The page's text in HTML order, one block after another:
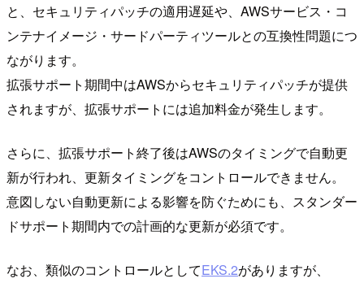
と、セキュリティパッチの適用遅延や、AWSサービス・コ
ンテナイメージ・サードパーティツールとの互換性問題につ
ながります。
拡張サポート期間中はAWSからセキュリティパッチが提供
されますが、拡張サポートには追加料金が発生します。
さらに、拡張サポート終了後はAWSのタイミングで自動更
新が行われ、更新タイミングをコントロールできません。
意図しない自動更新による影響を防ぐためにも、スタンダー
ドサポート期間内での計画的な更新が必須です。
なお、類似のコントロールとしてEKS.2がありますが、